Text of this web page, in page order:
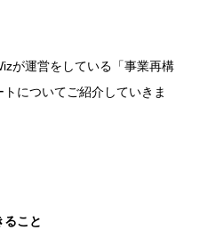
が運営をしている「事業再構
についてご紹介していきま
ること